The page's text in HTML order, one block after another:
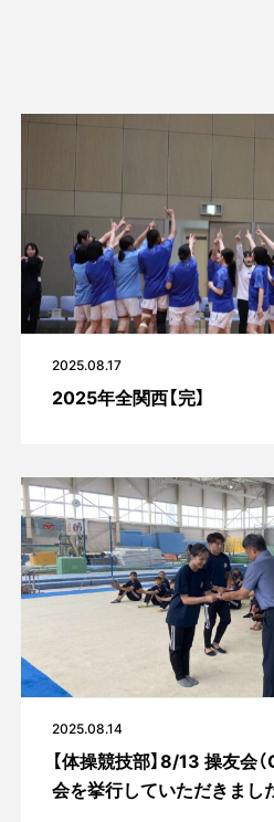
2025.08.17
2025年全関西【完】
2025.08.14
【体操競技部】8/13 操友会
会を挙行していただきまし